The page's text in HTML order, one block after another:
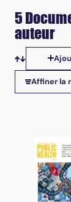
5
auteur
Tris
Affiner la